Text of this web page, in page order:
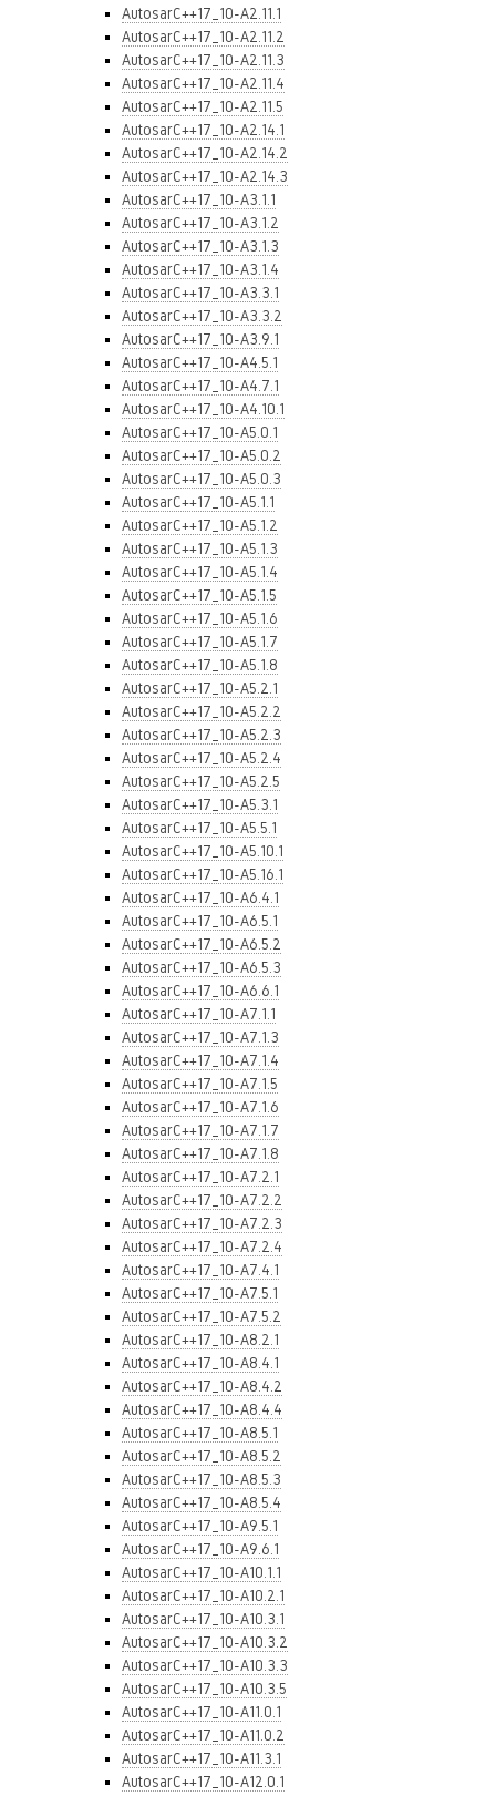
AutosarC++17_10-A2.11.1
AutosarC++17_10-A2.11.2
AutosarC++17_10-A2.11.3
AutosarC++17_10-A2.11.4
AutosarC++17_10-A2.11.5
AutosarC++17_10-A2.14.1
AutosarC++17_10-A2.14.2
AutosarC++17_10-A2.14.3
AutosarC++17_10-A3.1.1
AutosarC++17_10-A3.1.2
AutosarC++17_10-A3.1.3
AutosarC++17_10-A3.1.4
AutosarC++17_10-A3.3.1
AutosarC++17_10-A3.3.2
AutosarC++17_10-A3.9.1
AutosarC++17_10-A4.5.1
AutosarC++17_10-A4.7.1
AutosarC++17_10-A4.10.1
AutosarC++17_10-A5.0.1
AutosarC++17_10-A5.0.2
AutosarC++17_10-A5.0.3
AutosarC++17_10-A5.1.1
AutosarC++17_10-A5.1.2
AutosarC++17_10-A5.1.3
AutosarC++17_10-A5.1.4
AutosarC++17_10-A5.1.5
AutosarC++17_10-A5.1.6
AutosarC++17_10-A5.1.7
AutosarC++17_10-A5.1.8
AutosarC++17_10-A5.2.1
AutosarC++17_10-A5.2.2
AutosarC++17_10-A5.2.3
AutosarC++17_10-A5.2.4
AutosarC++17_10-A5.2.5
AutosarC++17_10-A5.3.1
AutosarC++17_10-A5.5.1
AutosarC++17_10-A5.10.1
AutosarC++17_10-A5.16.1
AutosarC++17_10-A6.4.1
AutosarC++17_10-A6.5.1
AutosarC++17_10-A6.5.2
AutosarC++17_10-A6.5.3
AutosarC++17_10-A6.6.1
AutosarC++17_10-A7.1.1
AutosarC++17_10-A7.1.3
AutosarC++17_10-A7.1.4
AutosarC++17_10-A7.1.5
AutosarC++17_10-A7.1.6
AutosarC++17_10-A7.1.7
AutosarC++17_10-A7.1.8
AutosarC++17_10-A7.2.1
AutosarC++17_10-A7.2.2
AutosarC++17_10-A7.2.3
AutosarC++17_10-A7.2.4
AutosarC++17_10-A7.4.1
AutosarC++17_10-A7.5.1
AutosarC++17_10-A7.5.2
AutosarC++17_10-A8.2.1
AutosarC++17_10-A8.4.1
AutosarC++17_10-A8.4.2
AutosarC++17_10-A8.4.4
AutosarC++17_10-A8.5.1
AutosarC++17_10-A8.5.2
AutosarC++17_10-A8.5.3
AutosarC++17_10-A8.5.4
AutosarC++17_10-A9.5.1
AutosarC++17_10-A9.6.1
AutosarC++17_10-A10.1.1
AutosarC++17_10-A10.2.1
AutosarC++17_10-A10.3.1
AutosarC++17_10-A10.3.2
AutosarC++17_10-A10.3.3
AutosarC++17_10-A10.3.5
AutosarC++17_10-A11.0.1
AutosarC++17_10-A11.0.2
AutosarC++17_10-A11.3.1
AutosarC++17_10-A12.0.1